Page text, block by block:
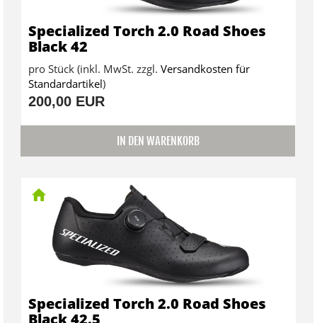
Specialized Torch 2.0 Road Shoes
Black 42
pro Stück (inkl. MwSt. zzgl. Versandkosten für
Standardartikel)
200,00 EUR
IN DEN WARENKORB
Specialized Torch 2.0 Road Shoes